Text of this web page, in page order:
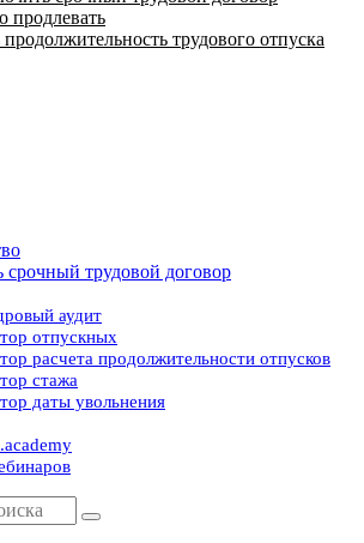
продлевать
трудового отпуска
срочный трудовой договор
аудит
отпускных
расчета продолжительности отпусков
стажа
даты увольнения